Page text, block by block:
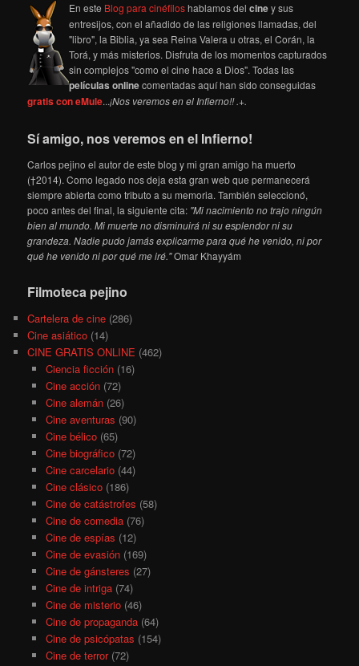
En este Blog para cinéfiloshablamos delciney sus
entresijos, con el añadido de las religiones llamadas, del
"libro", la Biblia, ya sea Reina Valera u otras, el Corán, la
Torá, y más misterios. Disfruta de los momentos capturados
sin complejos "como el cine hace a Dios". Todas las
películas onlinecomentadas aquí han sido conseguidas
gratis con eMule...¡Nos veremos en el Infierno!! .+.
Sí amigo, nos veremos en el Infierno!
Carlos pejino el autor de este blog y mi gran amigo ha muerto
(†2014). Como legado nos deja esta gran web que permanecerá
siempre abierta como tributo a su memoria. También seleccionó,
poco antes del final, la siguiente cita: "Mi nacimiento no trajo ningún
bien al mundo. Mi muerte no disminuirá ni su esplendor ni su
grandeza. Nadie pudo jamás explicarme para qué he venido, ni por
qué he venido ni por qué me iré."Omar Khayyám
Filmoteca pejino
Cartelera de cine (286)
Cine asiático (14)
CINE GRATIS ONLINE (462)
Ciencia ficción(16)
Cine acción(72)
Cine alemán(26)
Cine aventuras (90)
Cine bélico(65)
Cine biográfico(72)
Cine carcelario(44)
Cine clásico(186)
Cine de catástrofes (58)
Cine de comedia(76)
Cine de espías (12)
Cine de evasión(169)
Cine de gánsteres (27)
Cine de intriga(74)
Cine de misterio(46)
Cine de propaganda(64)
Cine de psicópatas (154)
Cine de terror(72)